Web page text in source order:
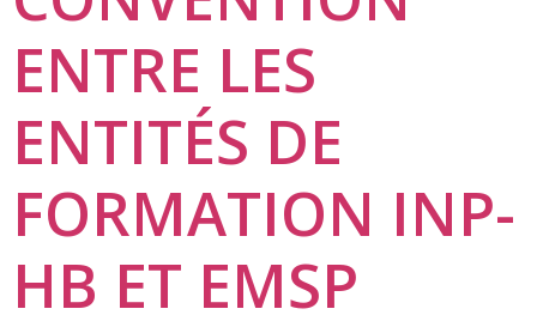
ENTRE LES
ENTITÉS DE
FORMATION INP-
HB ET EMSP